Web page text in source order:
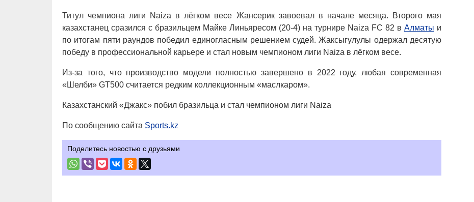
Титул чемпиона лиги Naiza в лёгком весе Жансерик завоевал в начале месяца. Второго мая
казахстанец сразился с бразильцем Майке Линьяресом (20-4) на турнире Naiza FC 82 в Алматы и
по итогам пяти раундов победил единогласным решением судей. Жаксыгулулы одержал десятую
победу в профессиональной карьере и стал новым чемпионом лиги Naiza в лёгком весе.
Из-за того, что производство модели полностью завершено в 2022 году, любая современная
«Шелби» GT500 считается редким коллекционным «маслкаром».
Казахстанский «Джакс» побил бразильца и стал чемпионом лиги Naiza
По сообщению сайта Sports.kz
Поделитесь новостью с друзьями